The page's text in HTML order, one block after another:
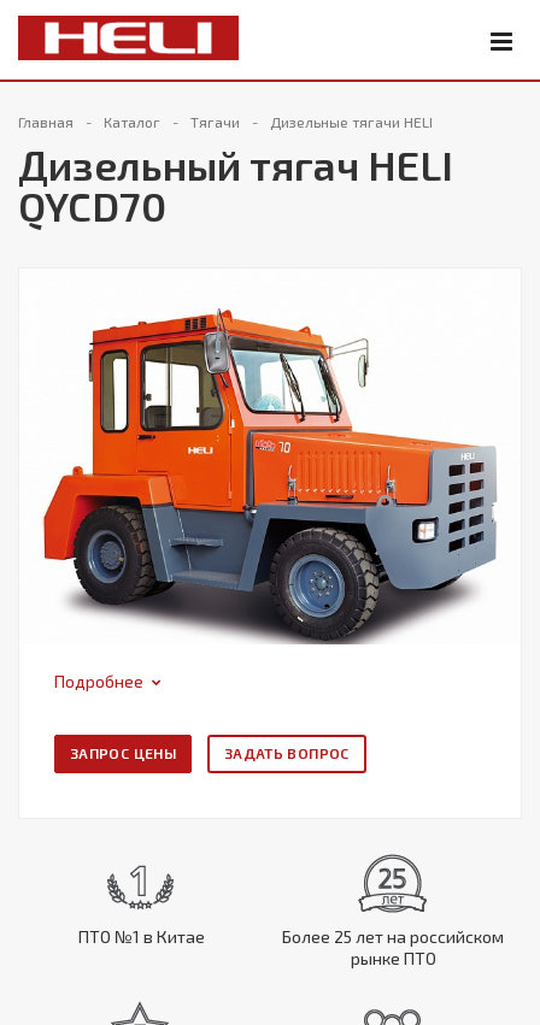
Главная Каталог Тягачи Дизельные тягачи HELI
Дизельный тягач HELI
QYCD70
Подробнее
ЗАПРОС ЦЕНЫ ЗАДАТЬ ВОПРОС
ПТО №1 в Китае
Более 25 лет на российском
рынке ПТО